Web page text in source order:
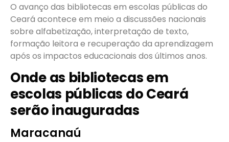
O avanço das bibliotecas em escolas públicas do
Ceará acontece em meio a discussões nacionais
sobre alfabetização, interpretação de texto,
formação leitora e recuperação da aprendizagem
após os impactos educacionais dos últimos anos.
Onde as bibliotecas em
escolas públicas do Ceará
serão inauguradas
Maracanaú